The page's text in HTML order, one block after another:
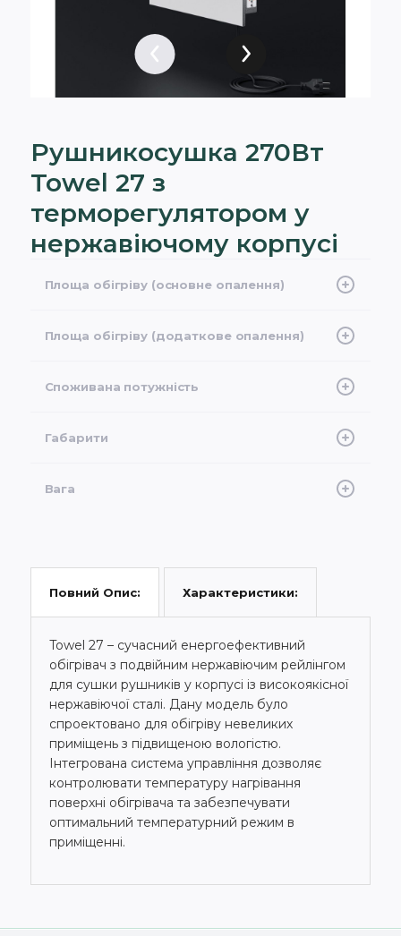
Рушникосушка 270Вт
Towel 27 з
терморегулятором у
нержавіючому корпусі
Площа обігріву (основне опалення)
Площа обігріву (додаткове опалення)
Споживана потужність
Габарити
Вага
Повний Опис: Характеристики:
Towel 27 – сучасний енергоефективний
обігрівач з подвійним нержавіючим рейлінгом
для сушки рушників у корпусі із високоякісної
нержавіючої сталі. Дану модель було
спроектовано для обігріву невеликих
приміщень з підвищеною вологістю.
Інтегрована система управління дозволяє
контролювати температуру нагрівання
поверхні обігрівача та забезпечувати
оптимальний температурний режим в
приміщенні.